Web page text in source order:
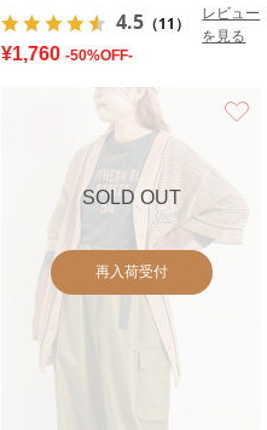
4.5 （11）
レビュー
を見る
¥1,760 -50%OFF-
SOLD OUT
再入荷受付